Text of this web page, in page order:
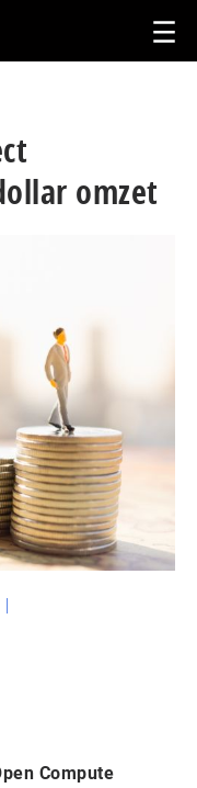
omzet
Compute